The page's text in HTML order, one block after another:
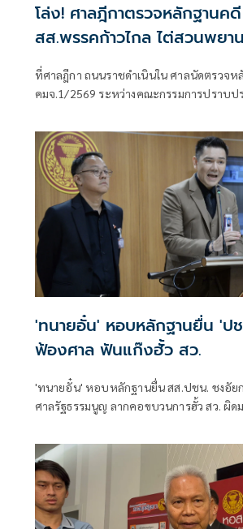
โล่ง! ศาลฎีกาตรวจหลักฐานค
สส.พรรคก้าวไกล ไต่สวนพยา
18 พ.ค.ปีหน้าก่อนนัดตัดสิน
ที่ศาลฎีกา ถนนราชดำเนินใน ศาลนัดตรวจห
คมจ.1/2569 ระหว่างคณะกรรมการปราบ
'ทนายอั๋น' หอบหลักฐานยื่น 'ป
ฟ้องศาล ฟันแก๊งฮั้ว สว.
'ทนายอั๋น' หอบหลักฐานยื่น สส.ปชน. ชงอัย
ศาลรัฐธรรมนูญ ลากคอขบวนการฮั้ว สว. ผิด